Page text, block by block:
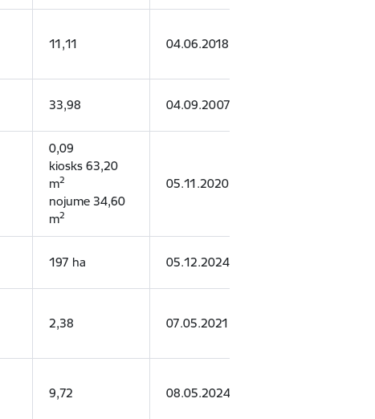
11,11 04.06.2018.
33,98 04.09.2007.
0,09
kiosks 63,20
m2
nojume 34,60
m2
05.11.2020.
197 ha 05.12.2024.
2,38 07.05.2021.
9,72 08.05.2024.